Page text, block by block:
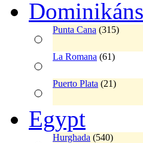
Punta Cana (315)
La Romana (61)
Puerto Plata (21)
Egypt
Hurghada (540)